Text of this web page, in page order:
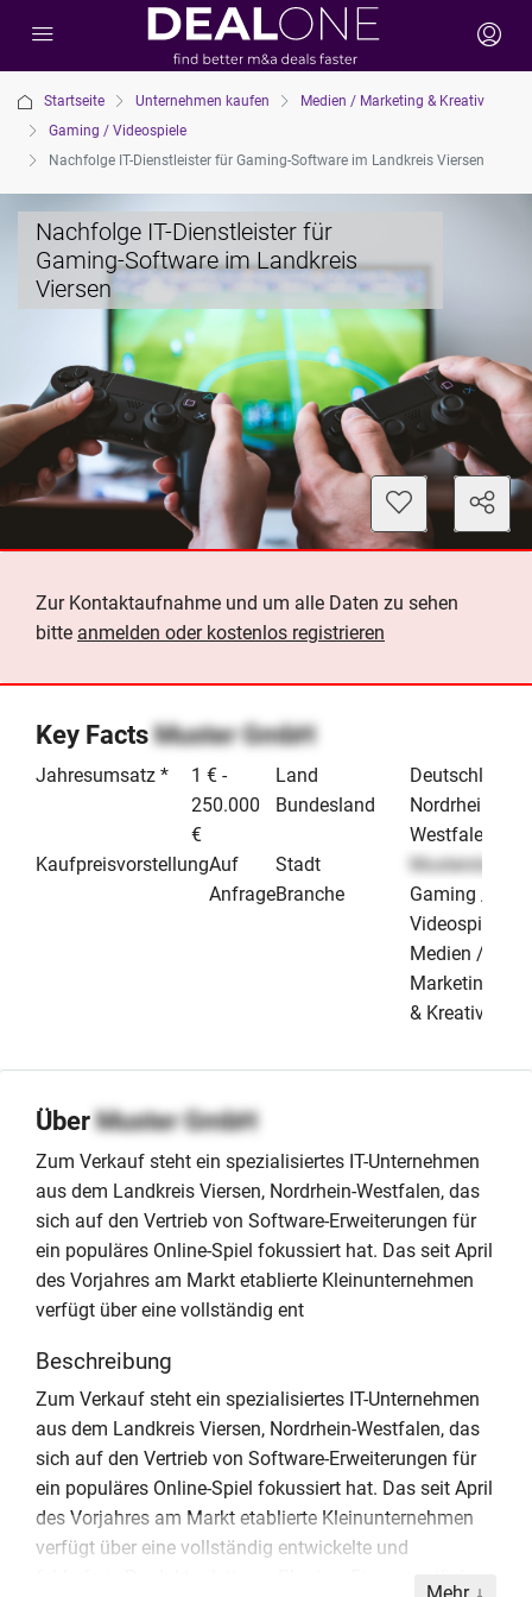
Startseite Unternehmen kaufen
Medien / Marketing & Kreativ
Gaming / Videospiele
Nachfolge IT-Dienstleister für Gaming-Software im Landkreis Viersen
Nachfolge IT-Dienstleister für
Gaming-Software im Landkreis
Viersen
Zur Kontaktaufnahme und um alle Daten zu sehen
bitte anmelden oder kostenlos registrieren
Key FactsMuster GmbH
Jahresumsatz *
1 € -
250.000
€
KaufpreisvorstellungAuf
Anfrage
Land
Deutschland
Bundesland
Nordrhein-
Westfalen
Stadt
Musterstadt
Branche
Gaming /
Videospiele
Medien /
Marketing
& Kreativ
ÜberMuster GmbH
Zum Verkauf steht ein spezialisiertes IT-Unternehmen
aus dem Landkreis Viersen, Nordrhein-Westfalen, das
sich auf den Vertrieb von Software-Erweiterungen für
ein populäres Online-Spiel fokussiert hat. Das seit April
des Vorjahres am Markt etablierte Kleinunternehmen
verfügt über eine vollständig ent
Beschreibung
Zum Verkauf steht ein spezialisiertes IT-Unternehmen
aus dem Landkreis Viersen, Nordrhein-Westfalen, das
sich auf den Vertrieb von Software-Erweiterungen für
ein populäres Online-Spiel fokussiert hat. Das seit April
des Vorjahres am Markt etablierte Kleinunternehmen
verfügt über eine vollständig entwickelte und